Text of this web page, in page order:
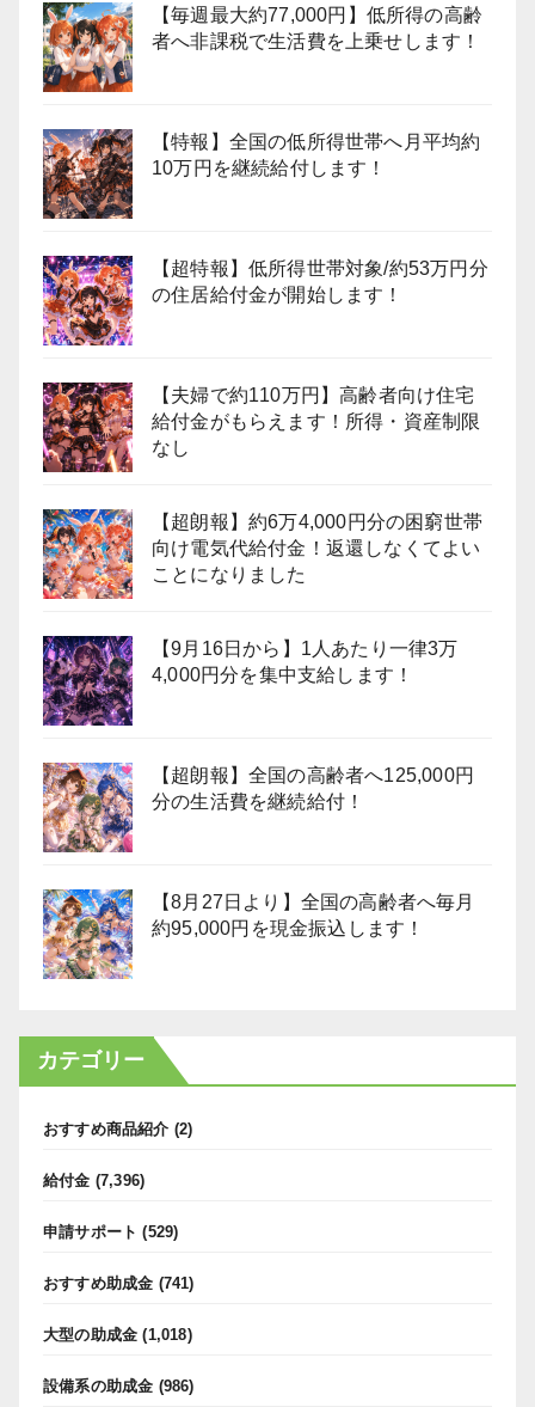
【毎週最大約77,000円】低所得の高齢
者へ非課税で生活費を上乗せします！
【特報】全国の低所得世帯へ月平均約
10万円を継続給付します！
【超特報】低所得世帯対象/約53万円分
の住居給付金が開始します！
【夫婦で約110万円】高齢者向け住宅
給付金がもらえます！所得・資産制限
なし
【超朗報】約6万4,000円分の困窮世帯
向け電気代給付金！返還しなくてよい
ことになりました
【9月16日から】1人あたり一律3万
4,000円分を集中支給します！
【超朗報】全国の高齢者へ125,000円
分の生活費を継続給付！
【8月27日より】全国の高齢者へ毎月
約95,000円を現金振込します！
カテゴリー
おすすめ商品紹介 (2)
給付金 (7,396)
申請サポート (529)
おすすめ助成金 (741)
大型の助成金 (1,018)
設備系の助成金 (986)